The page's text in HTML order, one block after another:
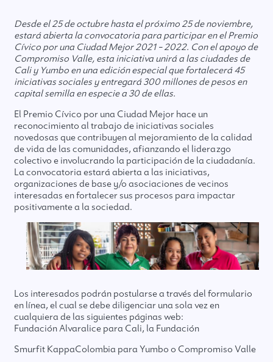
Desde el 25 de octubre hasta el próximo 25 de noviembre,
estará abierta la convocatoria para participar en el Premio
Cívico por una Ciudad Mejor 2021 – 2022. Con el apoyo de
Compromiso Valle, esta iniciativa unirá a las ciudades de
Cali y Yumbo en una edición especial que fortalecerá 45
iniciativas sociales y entregará 300 millones de pesos en
capital semilla en especie a 30 de ellas.
El Premio Cívico por una Ciudad Mejor hace un
reconocimiento al trabajo de iniciativas sociales
novedosas que contribuyen al mejoramiento de la calidad
de vida de las comunidades, afianzando el liderazgo
colectivo e involucrando la participación de la ciudadanía.
La convocatoria estará abierta a las iniciativas,
organizaciones de base y/o asociaciones de vecinos
interesadas en fortalecer sus procesos para impactar
positivamente a la sociedad.
Los interesados podrán postularse a través del formulario
en línea, el cual se debe diligenciar una sola vez en
cualquiera de las siguientes páginas web:
Fundación Alvaralice para Cali, la Fundación
Smurfit KappaColombia paraYumbo o Compromiso Valle